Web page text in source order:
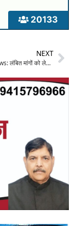
20133
NEXT
Barabanki News: लंबित मांगों को लेकर आंगनबाड़ी कार्यकर्त्रियों का ज़ोरदार प्रदर्शन, सौंपा ज्ञापन; अप्रैल से आंदोलन की चेतावनी